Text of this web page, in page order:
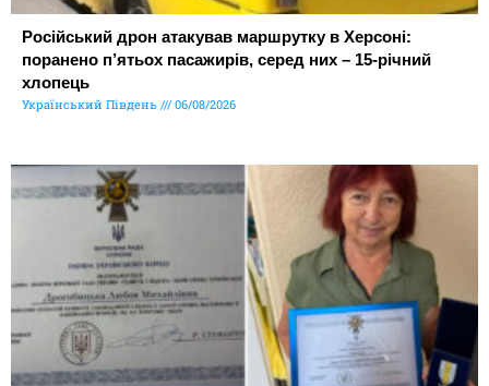
Російський дрон атакував маршрутку в Херсоні:
поранено п’ятьох пасажирів, серед них – 15-річний
хлопець
Український Південь 06/08/2026